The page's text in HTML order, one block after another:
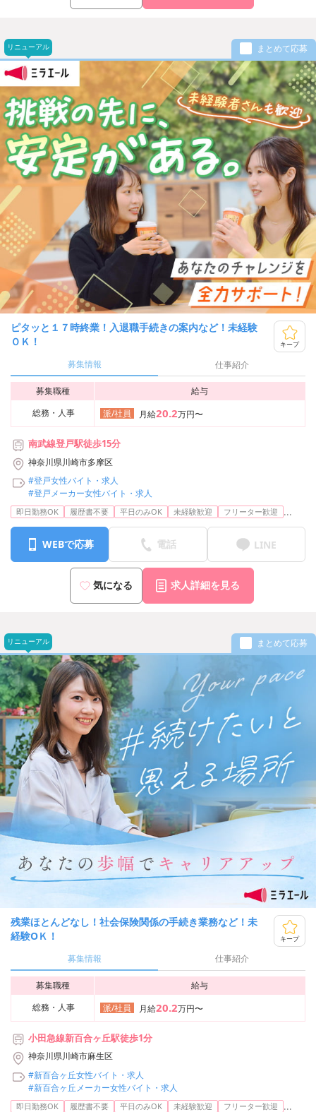
リニューアル まとめて応募
ピタッと１７時終業！入退職手続きの案内など！未経験
ＯＫ！
キープ
募集情報 仕事紹介
募集職種
給与
総務・人事
派/社員 月給20.2万円〜
南武線登戸駅徒歩15分
神奈川県川崎市多摩区
#登戸女性バイト・求人
#登戸メーカー女性バイト・求人
即日勤務OK 履歴書不要 平日のみOK 未経験歓迎 フリーター歓迎 ...
WEBで応募 電話 LINE
気になる 求人詳細を見る
リニューアル まとめて応募
残業ほとんどなし！社会保険関係の手続き業務など！未
経験ОＫ！
キープ
募集情報 仕事紹介
募集職種
給与
総務・人事
派/社員 月給20.2万円〜
小田急線新百合ヶ丘駅徒歩1分
神奈川県川崎市麻生区
#新百合ヶ丘女性バイト・求人
#新百合ヶ丘メーカー女性バイト・求人
即日勤務OK 履歴書不要 平日のみOK 未経験歓迎 フリーター歓迎 ...